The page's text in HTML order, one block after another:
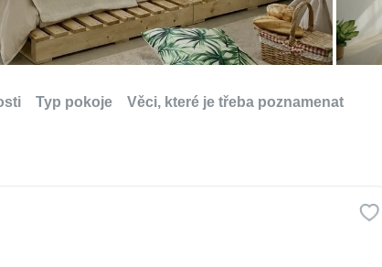
Typ pokoje Věci, které je třeba poznamenat